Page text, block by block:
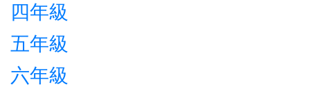
四年級
五年級
六年級